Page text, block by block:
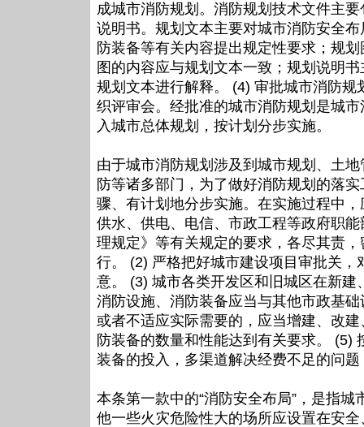
成城市消防规划。消防规划技术文件主
说明书。规划文本主要对城市消防安全
防装备等有关内容提出规定性要求；规
图的内容应与规划文本一致；规划说明
规划文本进行解释。 (4) 审批城市消防
织评审会。经批准的城市消防规划是城
入城市总体规划，按计划分步实施。
由于城市消防规划涉及到城市规划、土
防等诸多部门，为了做好消防规划的落
骤、有计划地分步实施。在实施过程中
供水、供电、电信、市政工程等政府职
理规定》等有关规定的要求，各尽其责
行。 (2) 严格把好城市建设项目审批关
意。 (3) 城市各类开发区和旧城区在新
消防设施、消防装备应当与其他市政基
或者不适应实际需要的，应当增建、改
防装备的数量和性能达到有关要求。 (5)
装备的投入，多渠道解决经费不足的问
本条第一款中的“消防安全布局”，是指
他一些火灾危险性大的场所应设置在安